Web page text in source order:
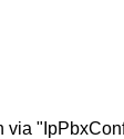
via